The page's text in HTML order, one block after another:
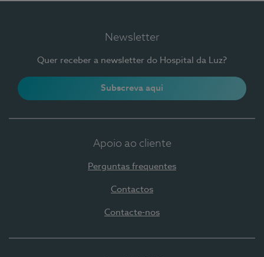
Newsletter
Quer receber a newsletter do Hospital da Luz?
Subscreva aqui
Apoio ao cliente
Perguntas frequentes
Contactos
Contacte-nos